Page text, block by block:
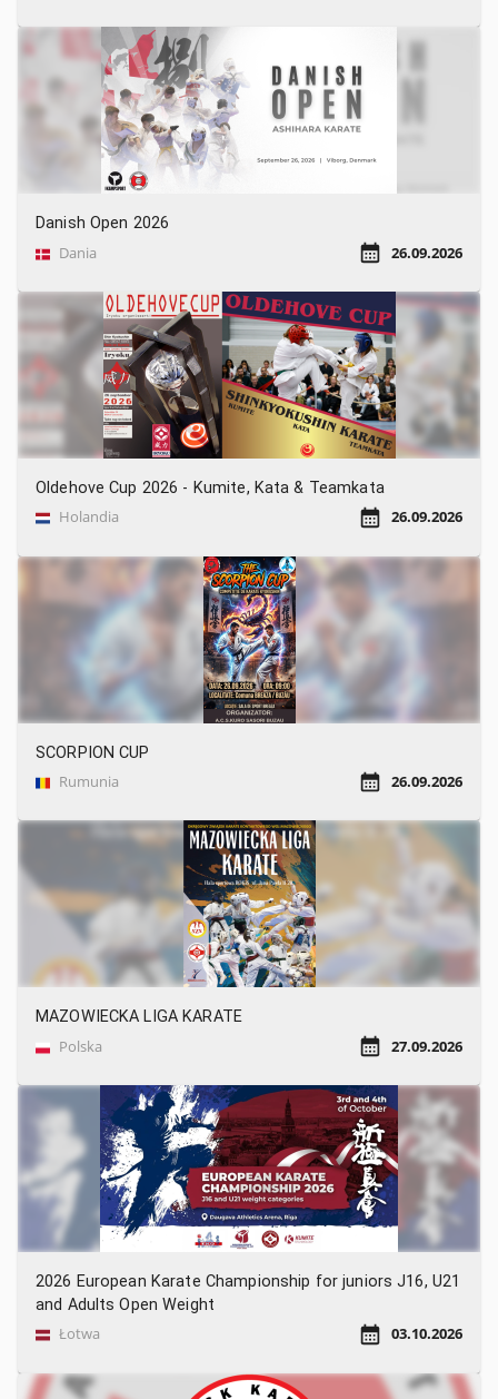
Danish Open 2026
Dania 26.09.2026
Oldehove Cup 2026 - Kumite, Kata & Teamkata
Holandia 26.09.2026
SCORPION CUP
Rumunia 26.09.2026
MAZOWIECKA LIGA KARATE
Polska 27.09.2026
2026 European Karate Championship for juniors J16, U21
and Adults Open Weight
Łotwa 03.10.2026